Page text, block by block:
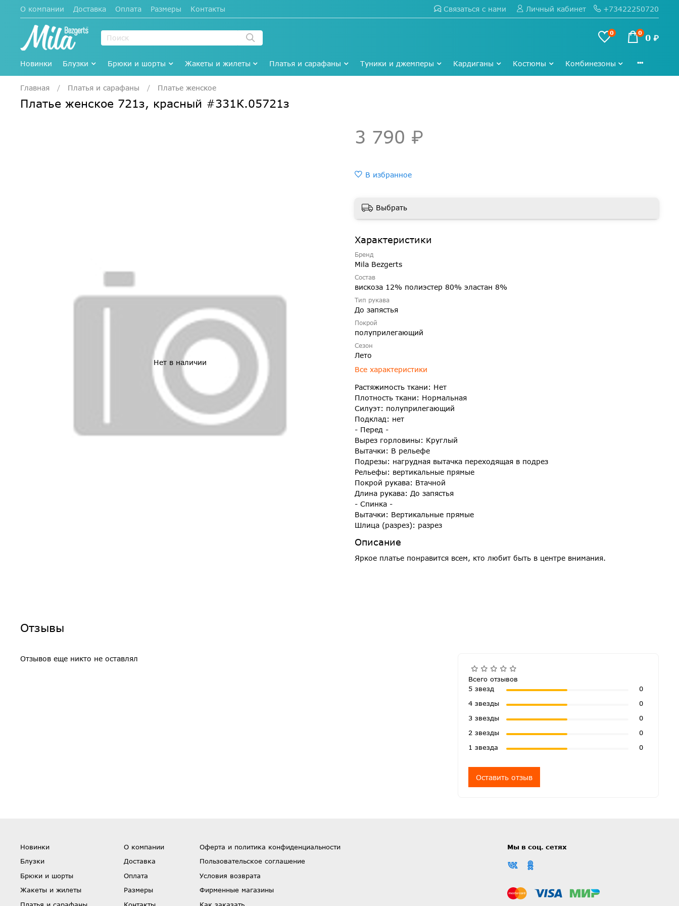
О компании Доставка Оплата Размеры Контакты Связаться с нами Личный кабинет +73422250720
0 0 0 ₽
Новинки Блузки Брюки и шорты Жакеты и жилеты Платья и сарафаны Туники и джемперы Кардиганы Костюмы Комбинезоны
Главная Платья и сарафаны Платье женское
Платье женское 721з, красный #331К.05721з
Нет в наличии
3 790 ₽
В избранное
Выбрать
Характеристики
Бренд
Mila Bezgerts
Состав
вискоза 12% полиэстер 80% эластан 8%
Тип рукава
До запястья
Покрой
полуприлегающий
Сезон
Лето
Все характеристики
Растяжимость ткани: Нет
Плотность ткани: Нормальная
Силуэт: полуприлегающий
Подклад: нет
- Перед -
Вырез горловины: Круглый
Вытачки: В рельефе
Подрезы: нагрудная вытачка переходящая в подрез
Рельефы: вертикальные прямые
Покрой рукава: Втачной
Длина рукава: До запястья
- Спинка -
Вытачки: Вертикальные прямые
Шлица (разрез): разрез
Описание
Яркое платье понравится всем, кто любит быть в центре внимания.
Отзывы
Отзывов еще никто не оставлял
Всего отзывов
5 звезд
0
4 звезды
0
3 звезды
0
2 звезды
0
1 звезда
0
Оставить отзыв
Новинки
Блузки
Брюки и шорты
Жакеты и жилеты
О компании
Доставка
Оплата
Размеры
Оферта и политика конфиденциальности
Пользовательское соглашение
Условия возврата
Фирменные магазины
Мы в соц. сетях